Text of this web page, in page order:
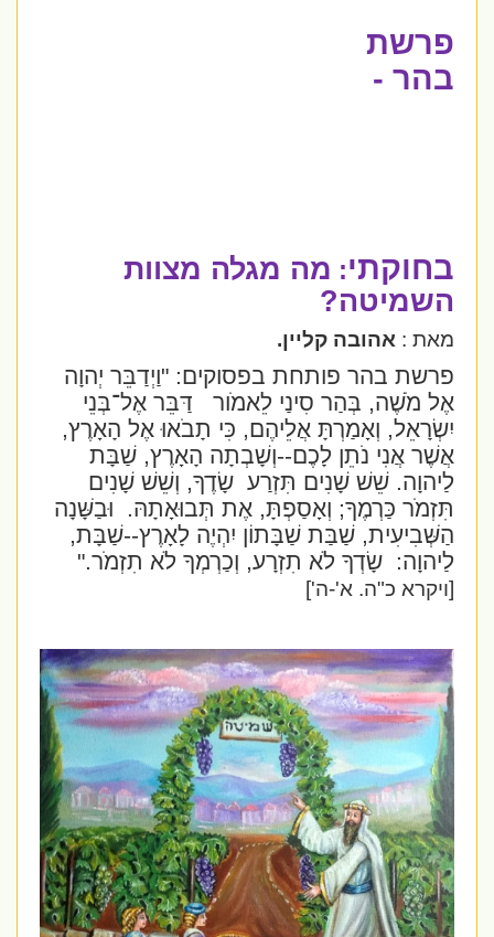
פרשת
בהר -
בחוקתי: מה מגלה מצוות
השמיטה?
מאת : אהובה קליין.
פרשת בהר פותחת בפסוקים:"וַיְדַבֵּר יְהוָה
אֶל מֹשֶׁה, בְּהַר סִינַי לֵאמֹור
דַּבֵּר אֶל־בְּנֵי
יִשְׂרָאֵל, וְאָמַרְתָּ אֲלֵיהֶם, כִּי תָבֹאוּ אֶל הָאָרֶץ,
אֲשֶׁר אֲנִי נֹתֵן לָכֶם--וְשָׁבְתָה הָאָרֶץ, שַׁבָּת
לַיהוָה. שֵׁשׁ שָׁנִים תִּזְרַע שָׂדֶךָ, וְשֵׁשׁ שָׁנִים
תִּזְמֹר כַּרְמֶךָ; וְאָסַפְתָּ, אֶת תְּבוּאָתָהּ. וּבַשָּׁנָה
הַשְּׁבִיעִית, שַׁבַּת שַׁבָּתוֹן יִהְיֶה לָאָרֶץ--שַׁבָּת,
לַיהוָה: שָׂדְךָ לֹא תִזְרָע, וְכַרְמְךָ לֹא תִזְמֹר."
[ויקרא כ"ה. א'-ה']